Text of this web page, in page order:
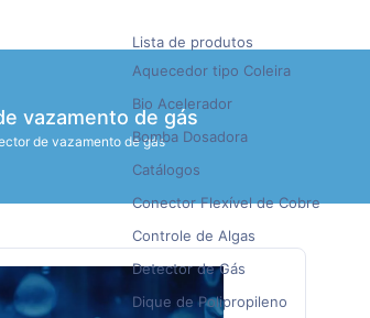
Lista de produtos
Aquecedor tipo Coleira
Bio Acelerador
Bomba Dosadora
Catálogos
Conector Flexível de Cobre
Controle de Algas
Detector de Gás
Dique de Polipropileno
vazamento de gás
de vazamento de gás